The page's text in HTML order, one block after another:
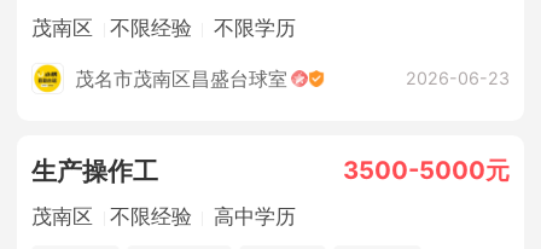
茂南区 不限经验 不限学历
茂名市茂南区昌盛台球室 2026-06-23
生产操作工 3500-5000元
茂南区 不限经验 高中学历